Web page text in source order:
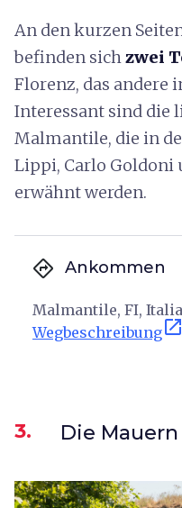
An den kurzen
befinden sichzwei
Florenz, das andere
Interessant sind die
Malmantile, die in
Lippi, Carlo
erwähnt werden.
directions Ankommen
Malmantile, FI, Italia
Wegbeschreibungopen_in_new
3. Die